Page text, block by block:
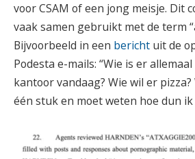
voor CSAM of een jong meisje. Dit
vaak samen gebruikt met de term
Bijvoorbeeld in een bericht uit de
Podesta e-mails: “Wie is er
kantoor vandaag? Wie wil er
één stuk en moet weten hoe dun